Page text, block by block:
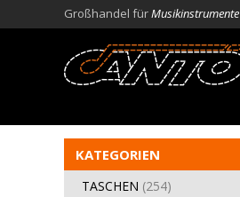
Großhandel fürMusikinstrumente
KATEGORIEN
TASCHEN (254)